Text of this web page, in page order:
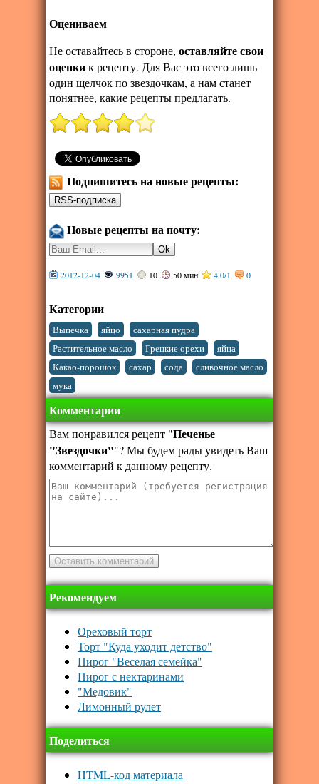
Оцениваем
Не оставайтесь в стороне, оставляйте свои
оценкик рецепту. Для Вас это всего лишь
один щелчок по звездочкам, а нам станет
понятнее, какие рецепты предлагать.
Подпишитесь на новые рецепты:
Новые рецепты на почту:
2012-12-04 9951 10 50 мин 4.0/1 0
Категории
Выпечка яйцо сахарная пудра
Растительное масло Грецкие орехи яйца
Какао-порошок сахар сода сливочное масло
мука
Комментарии
Вам понравился рецепт "Печенье
"Звездочки""? Мы будем рады увидеть Ваш
комментарий к данному рецепту.
Рекомендуем
Ореховый торт
Торт "Куда уходит детство"
Пирог "Веселая семейка"
Пирог с нектаринами
"Медовик"
Лимонный рулет
Поделиться
HTML-код материала